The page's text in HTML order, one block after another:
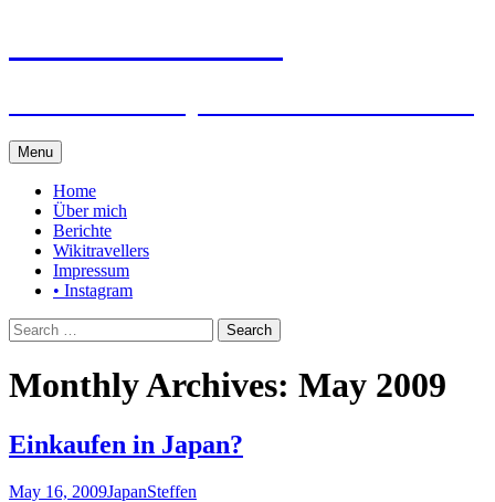
Menu Skip
to
content
Home
Über mich
Berichte
Wikitravellers
Impressum
• Instagram
Search
for:
Monthly Archives: May 2009
Einkaufen in Japan?
May 16, 2009JapanSteffen